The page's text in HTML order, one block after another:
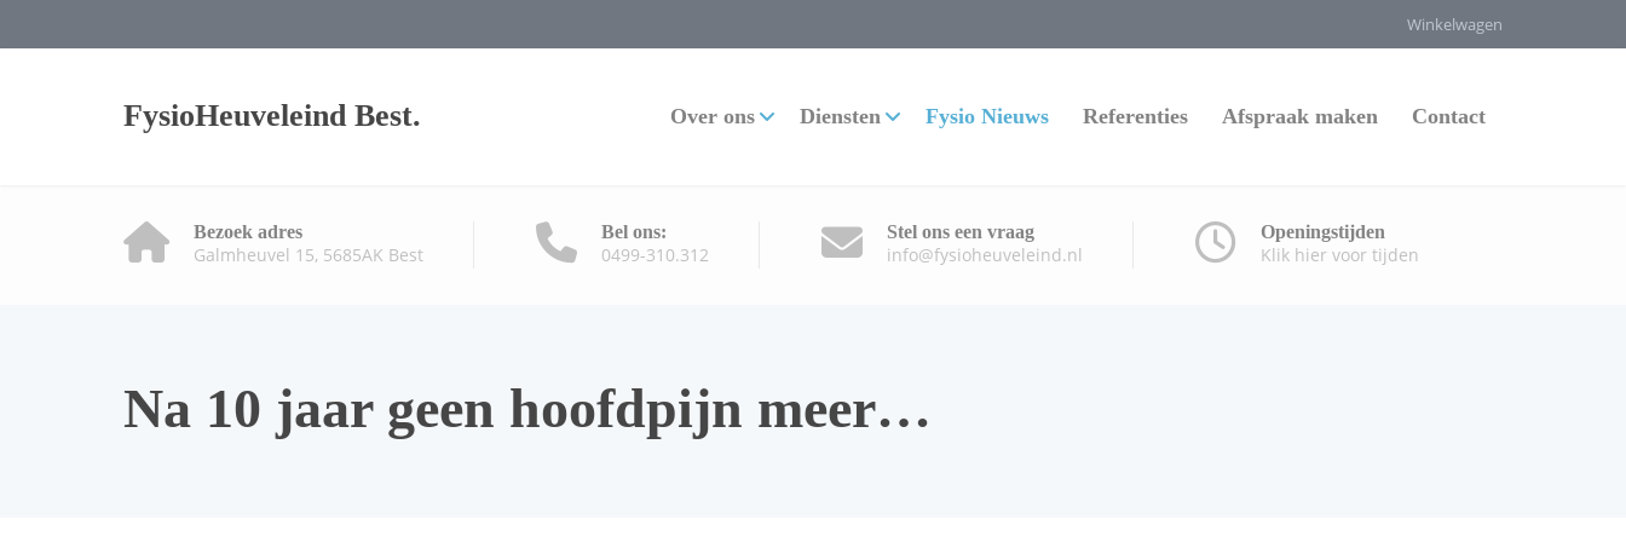
Winkelwagen
FysioHeuveleind Best. Over ons Diensten Fysio Nieuws Referenties Afspraak maken Contact
Bezoek adres
Galmheuvel 15, 5685AK Best
Bel ons:
0499-310.312
Stel ons een vraag
info@fysioheuveleind.nl
Openingstijden
Klik hier voor tijden
Na 10 jaar geen hoofdpijn meer…